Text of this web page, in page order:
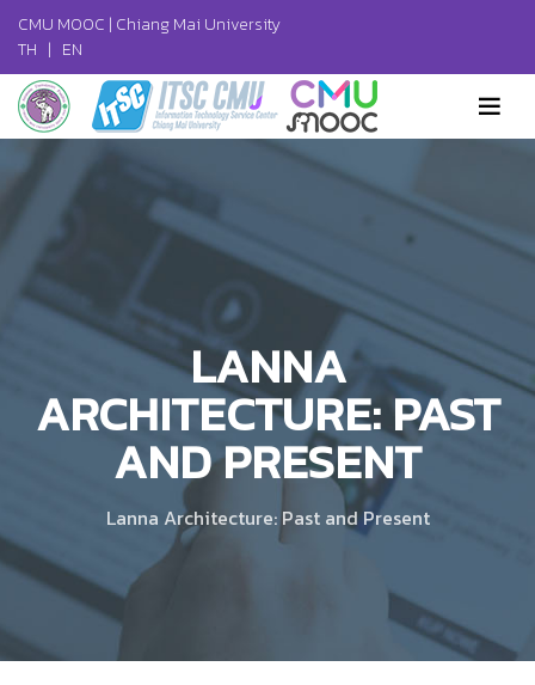
CMU MOOC | Chiang Mai University
TH | EN
LANNA
ARCHITECTURE: PAST
AND PRESENT
Lanna Architecture: Past and Present